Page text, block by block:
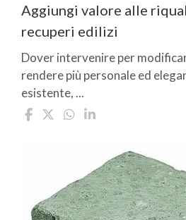
Aggiungi valore alle
recuperi edilizi
Dover intervenire per
rendere più personale ed
esistente, ...